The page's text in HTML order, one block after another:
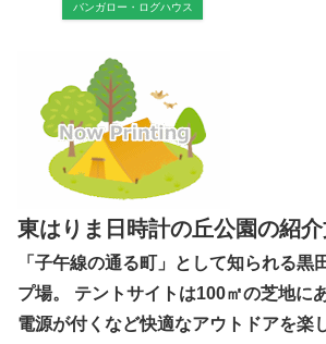
バンガロー・ログハウス
東はりま日時計の丘公園の紹
「子午線の通る町」として知られる黒
プ場。 テントサイトは100㎡の芝地に
電源が付くなど快適なアウトドアを楽